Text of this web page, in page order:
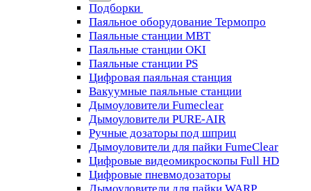
Подборки
Паяльное оборудование Термопро
Паяльные станции MBT
Паяльные станции OKI
Паяльные станции PS
Цифровая паяльная станция
Вакуумные паяльные станции
Дымоуловители Fumeclear
Дымоуловители PURE-AIR
Ручные дозаторы под шприц
Дымоуловители для пайки FumeClear
Цифровые видеомикроскопы Full HD
Цифровые пневмодозаторы
Дымоуловители для пайки WARP